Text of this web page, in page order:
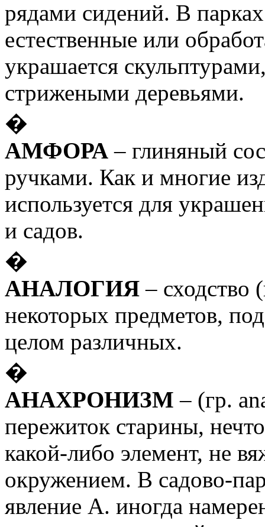
рядами сидений. В
естественные или
украшается
стрижеными деревьями.
�
АМФОРА – глиняный
ручками. Как и многие
используется для
и садов.
�
АНАЛОГИЯ – сходство
некоторых предметов,
целом различных.
�
АНАХРОНИЗМ – (гр.
пережиток старины,
какой-либо элемент, не
окружением. В садово-
явление А. иногда